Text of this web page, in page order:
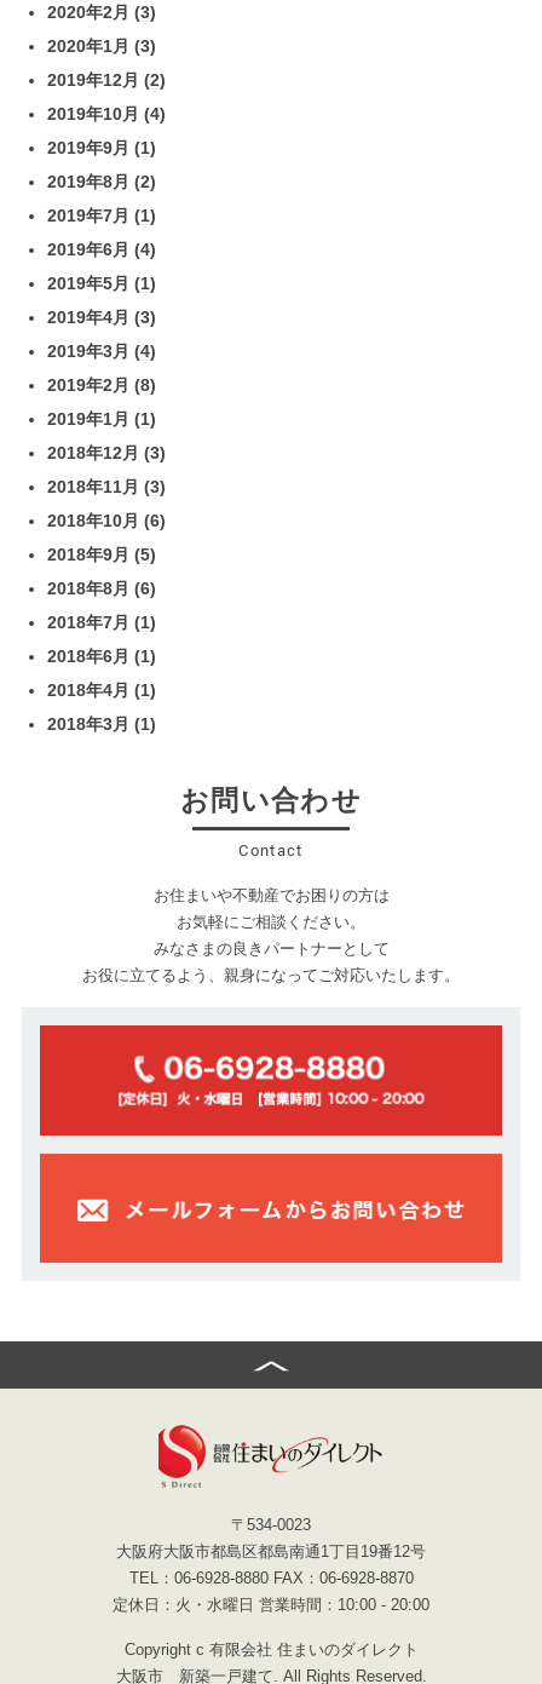
2020年2月 (3)
2020年1月 (3)
2019年12月 (2)
2019年10月 (4)
2019年9月 (1)
2019年8月 (2)
2019年7月 (1)
2019年6月 (4)
2019年5月 (1)
2019年4月 (3)
2019年3月 (4)
2019年2月 (8)
2019年1月 (1)
2018年12月 (3)
2018年11月 (3)
2018年10月 (6)
2018年9月 (5)
2018年8月 (6)
2018年7月 (1)
2018年6月 (1)
2018年4月 (1)
2018年3月 (1)
お問い合わせ
Contact
お住まいや不動産でお困りの方は
お気軽にご相談ください。
みなさまの良きパートナーとして
お役に立てるよう、親身になってご対応いたします。
〒534-0023
大阪府大阪市都島区都島南通1丁目19番12号
TEL：06-6928-8880 FAX：06-6928-8870
定休日：火・水曜日 営業時間：10:00 - 20:00
Copyright c 有限会社 住まいのダイレクト
大阪市 新築一戸建て. All Rights Reserved.